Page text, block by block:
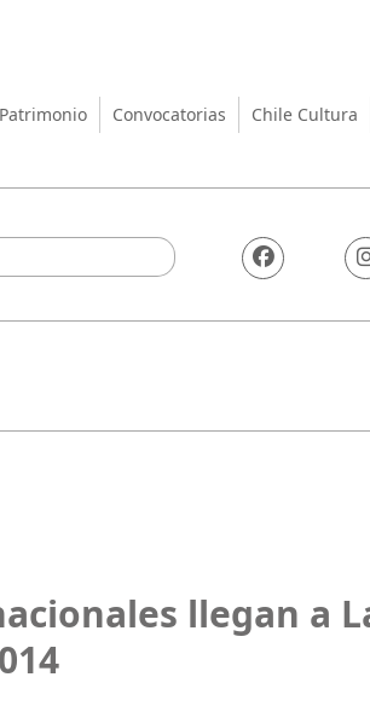
Artes y el
Patrimonio Convocatorias Chile Cultura
llegan a